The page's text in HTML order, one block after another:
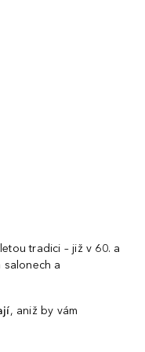
tradici – již v 60. a
salonech a
, aniž by vám